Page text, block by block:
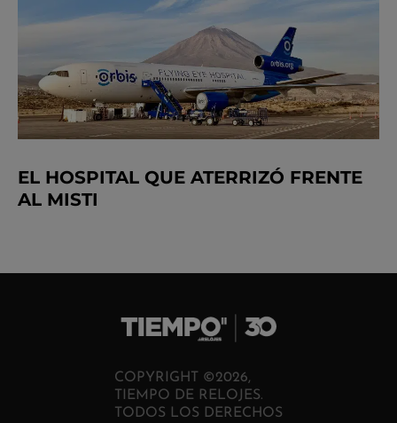
EL HOSPITAL QUE ATERRIZÓ FRENTE
AL MISTI
COPYRIGHT ©2026,
TIEMPO DE RELOJES.
TODOS LOS DERECHOS